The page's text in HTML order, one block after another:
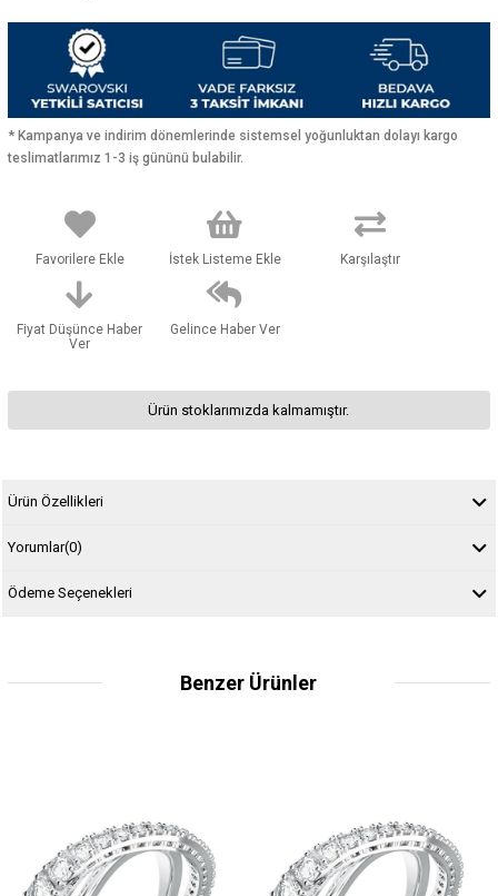
* Kampanya ve indirim dönemlerinde sistemsel yoğunluktan dolayı kargo
teslimatlarımız 1-3 iş gününü bulabilir.
Favorilere Ekle İstek Listeme Ekle Karşılaştır
Fiyat Düşünce Haber
Ver
Gelince Haber Ver
Ürün stoklarımızda kalmamıştır.
Ürün Özellikleri
Yorumlar(0)
Ödeme Seçenekleri
Benzer Ürünler